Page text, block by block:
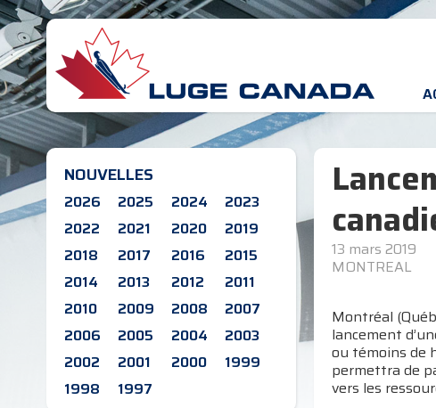
NOUVELLES
2026 2025 2024
2023
2022
2021 2020
2019
2018
2017 2016
2015
2014
2013 2012
2011
2010
2009 2008
2007
2006
2005 2004
2003
2002
2001 2000
1999
1998
1997
13 mars 2019
MONTREAL
Montréal
lancement
ou témoins de
permettra de
vers les